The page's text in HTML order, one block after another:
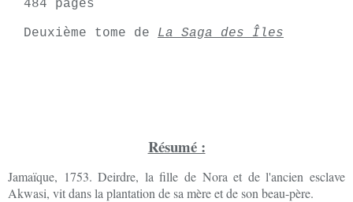
484 pages
Deuxième tome de La Saga des Îles
Résumé :
Jamaïque, 1753. Deirdre, la fille de Nora et de l'ancien esclave
Akwasi, vit dans la plantation de sa mère et de son beau-père.